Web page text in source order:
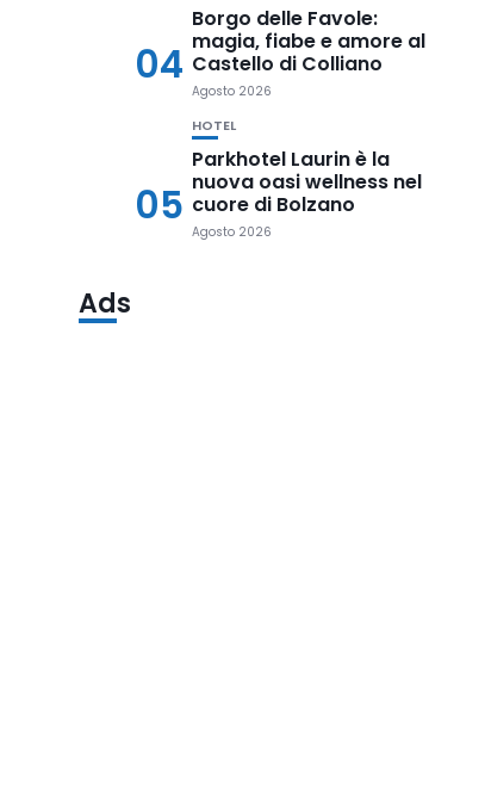
04
Borgo delle Favole:
magia, fiabe e amore al
Castello di Colliano
Agosto 2026
05
HOTEL
Parkhotel Laurin è la
nuova oasi wellness nel
cuore di Bolzano
Agosto 2026
Ads